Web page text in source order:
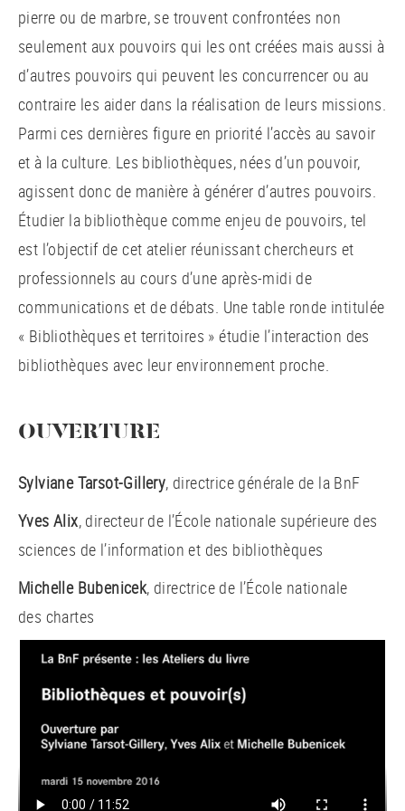
pierre ou de marbre, se trouvent confrontées non
seulement aux pouvoirs qui les ont créées mais aussi à
d’autres pouvoirs qui peuvent les concurrencer ou au
contraire les aider dans la réalisation de leurs missions.
Parmi ces dernières figure en priorité l’accès au savoir
et à la culture. Les bibliothèques, nées d’un pouvoir,
agissent donc de manière à générer d’autres pouvoirs.
Étudier la bibliothèque comme enjeu de pouvoirs, tel
est l’objectif de cet atelier réunissant chercheurs et
professionnels au cours d’une après-midi de
communications et de débats. Une table ronde intitulée
« Bibliothèques et territoires » étudie l’interaction des
bibliothèques avec leur environnement proche.
OUVERTURE
Sylviane Tarsot-Gillery, directrice générale de la BnF
Yves Alix, directeur de l’École nationale supérieure des
sciences de l’information et des bibliothèques
Michelle Bubenicek, directrice de l’École nationale
des chartes